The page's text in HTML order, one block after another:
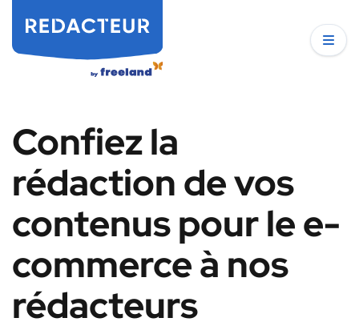
Confiez la
rédaction de vos
contenus pour le e-
commerce à nos
rédacteurs